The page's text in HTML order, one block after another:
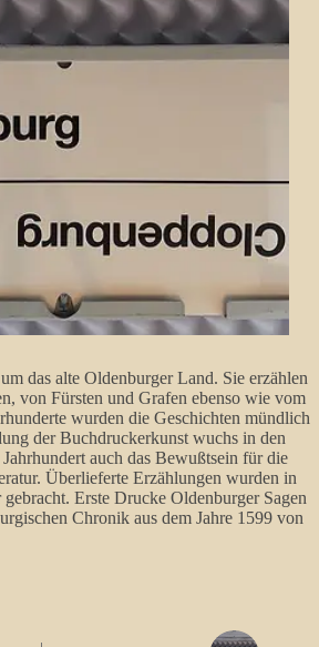
das alte Oldenburger Land. Sie erzählen
von Fürsten und Grafen ebenso wie vom
wurden die Geschichten mündlich
der Buchdruckerkunst wuchs in den
auch das Bewußtsein für die
Überlieferte Erzählungen wurden in
Erste Drucke Oldenburger Sagen
Chronik aus dem Jahre 1599 von